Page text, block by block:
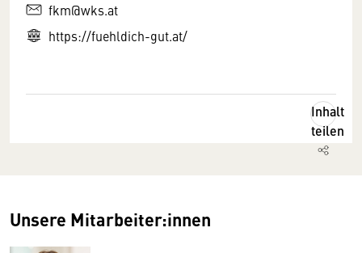
fkm@wks.at
https://fuehldich-gut.at/
Inhalt
teilen
Unsere Mitarbeiter:innen